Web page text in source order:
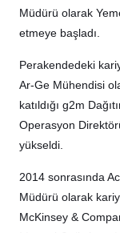
Müdürü olarak
etmeye başladı.
Perakendedeki
Ar-Ge Mühendisi
katıldığı g2m
Operasyon
yükseldi.
2014 sonrasında
Müdürü olarak
McKinsey &